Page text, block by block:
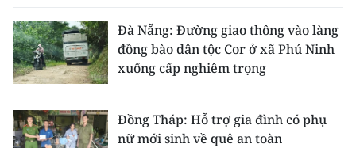
Đà Nẵng: Đường giao thông vào làng
đồng bào dân tộc Cor ở xã Phú Ninh
xuống cấp nghiêm trọng
Đồng Tháp: Hỗ trợ gia đình có phụ
nữ mới sinh về quê an toàn